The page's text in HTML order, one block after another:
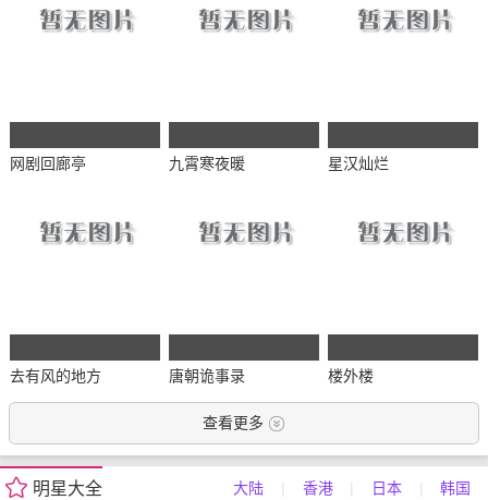
网剧回廊亭 九霄寒夜暖 星汉灿烂
去有风的地方 唐朝诡事录 楼外楼
查看更多
大陆 香港 日本 韩国
明星大全